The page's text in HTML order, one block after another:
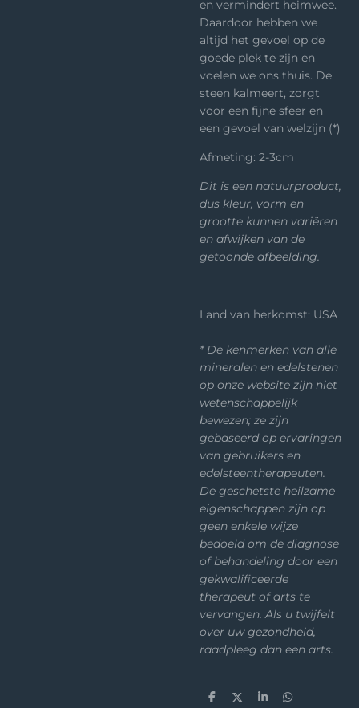
en vermindert heimwee.
Daardoor hebben we
altijd het gevoel op de
goede plek te zijn en
voelen we ons thuis. De
steen kalmeert, zorgt
voor een fijne sfeer en
een gevoel van welzijn (*)
Afmeting: 2-3cm
Dit is een natuurproduct,
dus kleur, vorm en
grootte kunnen variëren
en afwijken van de
getoonde afbeelding.
Land van herkomst: USA
* De kenmerken van alle
mineralen en edelstenen
op onze website zijn niet
wetenschappelijk
bewezen; ze zijn
gebaseerd op ervaringen
van gebruikers en
edelsteentherapeuten.
De geschetste heilzame
eigenschappen zijn op
geen enkele wijze
bedoeld om de diagnose
of behandeling door een
gekwalificeerde
therapeut of arts te
vervangen. Als u twijfelt
over uw gezondheid,
raadpleeg dan een arts.
D
D
S
D